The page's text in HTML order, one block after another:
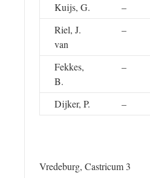
Kuijs, G. –
Riel, J.
van
–
Fekkes,
B.
–
Dijker, P. –
Vredeburg, Castricum 3